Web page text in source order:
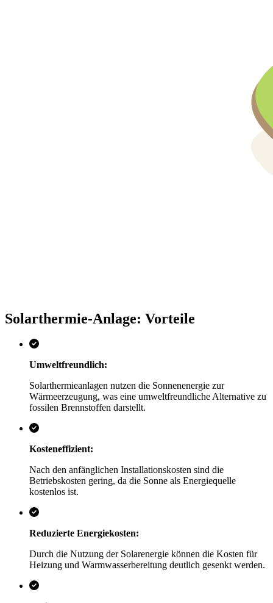
Solarthermie-Anlage: Vorteile
Umweltfreundlich:
Solarthermieanlagen nutzen die Sonnenenergie zur
Wärmeerzeugung, was eine umweltfreundliche Alternative zu
fossilen Brennstoffen darstellt.
Kosteneffizient:
Nach den anfänglichen Installationskosten sind die
Betriebskosten gering, da die Sonne als Energiequelle
kostenlos ist.
Reduzierte Energiekosten:
Durch die Nutzung der Solarenergie können die Kosten für
Heizung und Warmwasserbereitung deutlich gesenkt werden.